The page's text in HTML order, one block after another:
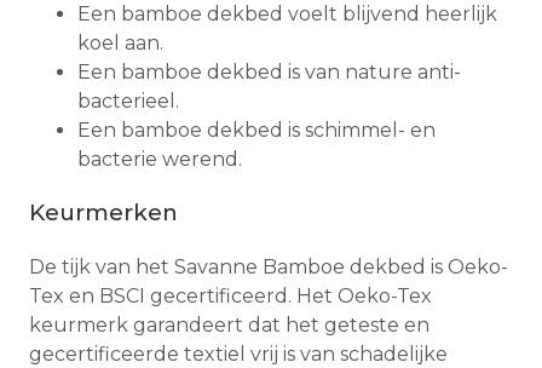
Een bamboe dekbed voelt blijvend heerlijk
koel aan.
Een bamboe dekbed is van nature anti-
bacterieel.
Een bamboe dekbed is schimmel- en
bacterie werend.
Keurmerken
De tijk van het Savanne Bamboe dekbed is Oeko-
Tex en BSCI gecertificeerd. Het Oeko-Tex
keurmerk garandeert dat het geteste en
gecertificeerde textiel vrij is van schadelijke